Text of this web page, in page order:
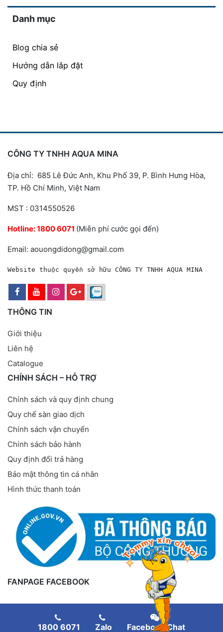
Danh mục
Blog chia sẻ
Hướng dẫn lắp đặt
Quy định
CÔNG TY TNHH AQUA MINA
Địa chỉ: 685 Lê Đức Anh, Khu Phố 39, P. Bình Hưng Hòa,
TP. Hồ Chí Minh, Việt Nam
MST : 0314550526
Hotline:1800 6071 (Miễn phí cước gọi đến)
Email: aouongdidong@gmail.com
Website thuộc quyền sở hữu CÔNG TY TNHH AQUA MINA
THÔNG TIN
Giới thiệu
Liên hệ
Catalogue
CHÍNH SÁCH – HỖ TRỢ
Chính sách và quy định chung
Quy chế sàn giao dịch
Chính sách vận chuyển
Chính sách bảo hành
Quy định đổi trả hàng
Bảo mật thông tin cá nhân
Hình thức thanh toán
FANPAGE FACEBOOK
1800 6071 Zalo Facebook Chat